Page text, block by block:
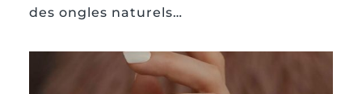
des ongles naturels…